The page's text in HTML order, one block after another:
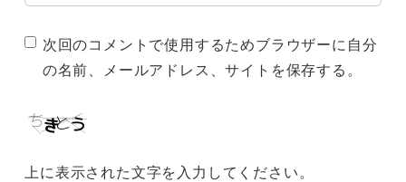
次回のコメントで使用するためブラウザーに自分
の名前、メールアドレス、サイトを保存する。
上に表示された文字を入力してください。